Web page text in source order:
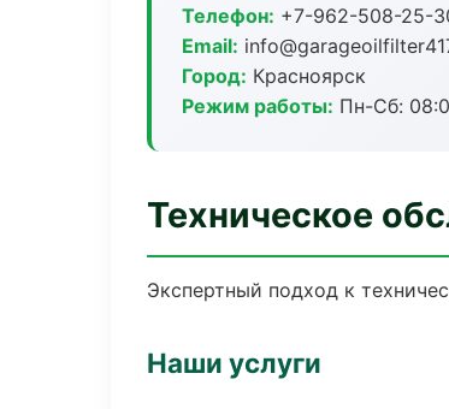
Телефон: +7-962-508-25-
Email:
Город: Красноярск
Режим работы: Пн-Сб:
Техническое
Экспертный подход к
Наши услуги